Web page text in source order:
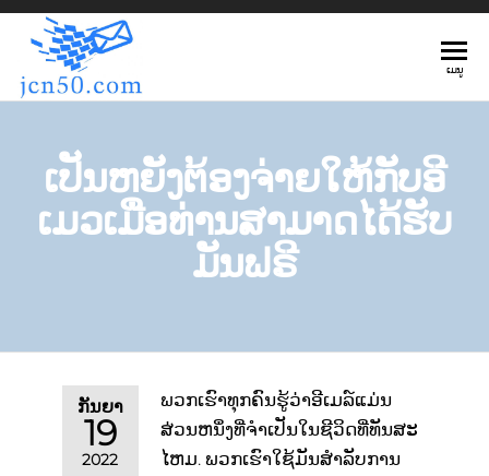
ເມນູ
ເປັນຫຍັງຕ້ອງຈ່າຍໃຫ້ກັບອີ
ເມວເມື່ອທ່ານສາມາດໄດ້ຮັບ
ມັນຟຣີ
ກັນຍາ
19
2022
ພວກເຮົາທຸກຄົນຮູ້ວ່າອີເມລ໌ແມ່ນ
ສ່ວນຫນຶ່ງທີ່ຈໍາເປັນໃນຊີວິດທີ່ທັນສະ
ໄຫມ. ພວກເຮົາໃຊ້ມັນສໍາລັບການ